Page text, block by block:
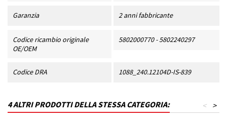
Garanzia 2 anni fabbricante
Codice ricambio originale
OE/OEM
5802000770 - 5802240297
Codice DRA 1088_240.12104D-IS-839
4 ALTRI PRODOTTI DELLA STESSA CATEGORIA: >
<